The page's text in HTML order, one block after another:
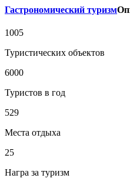
Гастрономический туризм
1005
Туристических объектов
6000
Туристов в год
529
Места отдыха
25
Награ за туризм